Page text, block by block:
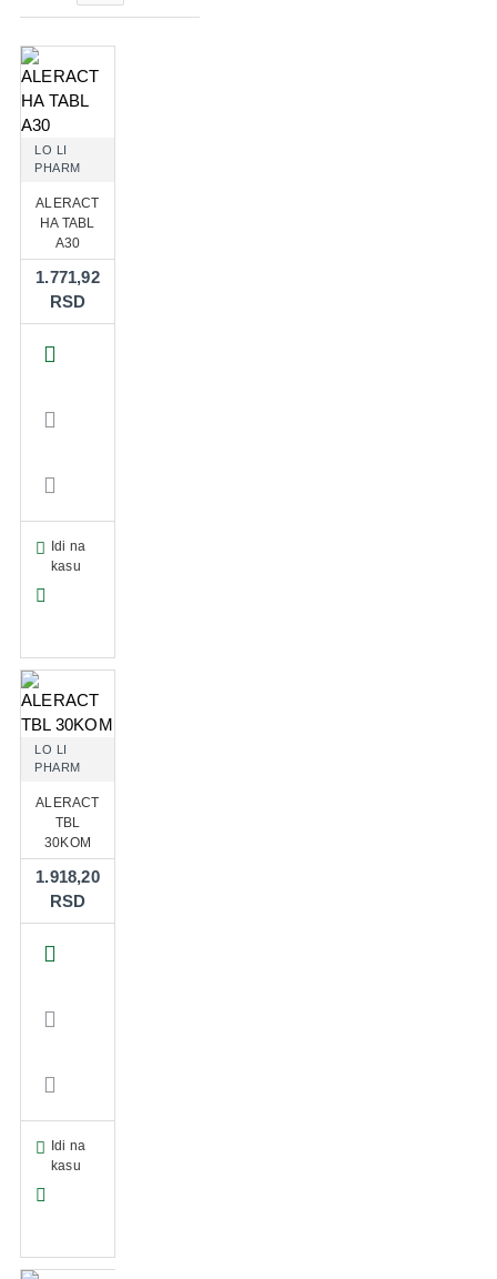
LO LI
PHARM
ALERACT
HA TABL
A30
1.771,92
RSD
Idi na
kasu
LO LI
PHARM
ALERACT
TBL
30KOM
1.918,20
RSD
Idi na
kasu